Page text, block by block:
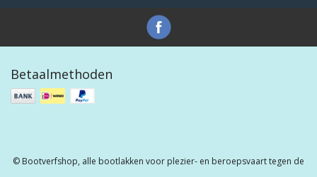
Betaalmethoden
© Bootverfshop, alle bootlakken voor plezier- en beroepsvaart tegen de